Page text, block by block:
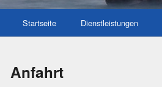
Startseite Dienstleistungen
Anfahrt